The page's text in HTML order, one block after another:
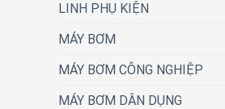
LINH PHỤ KIỆN
MÁY BƠM
MÁY BƠM CÔNG NGHIỆP
MÁY BƠM DÂN DỤNG